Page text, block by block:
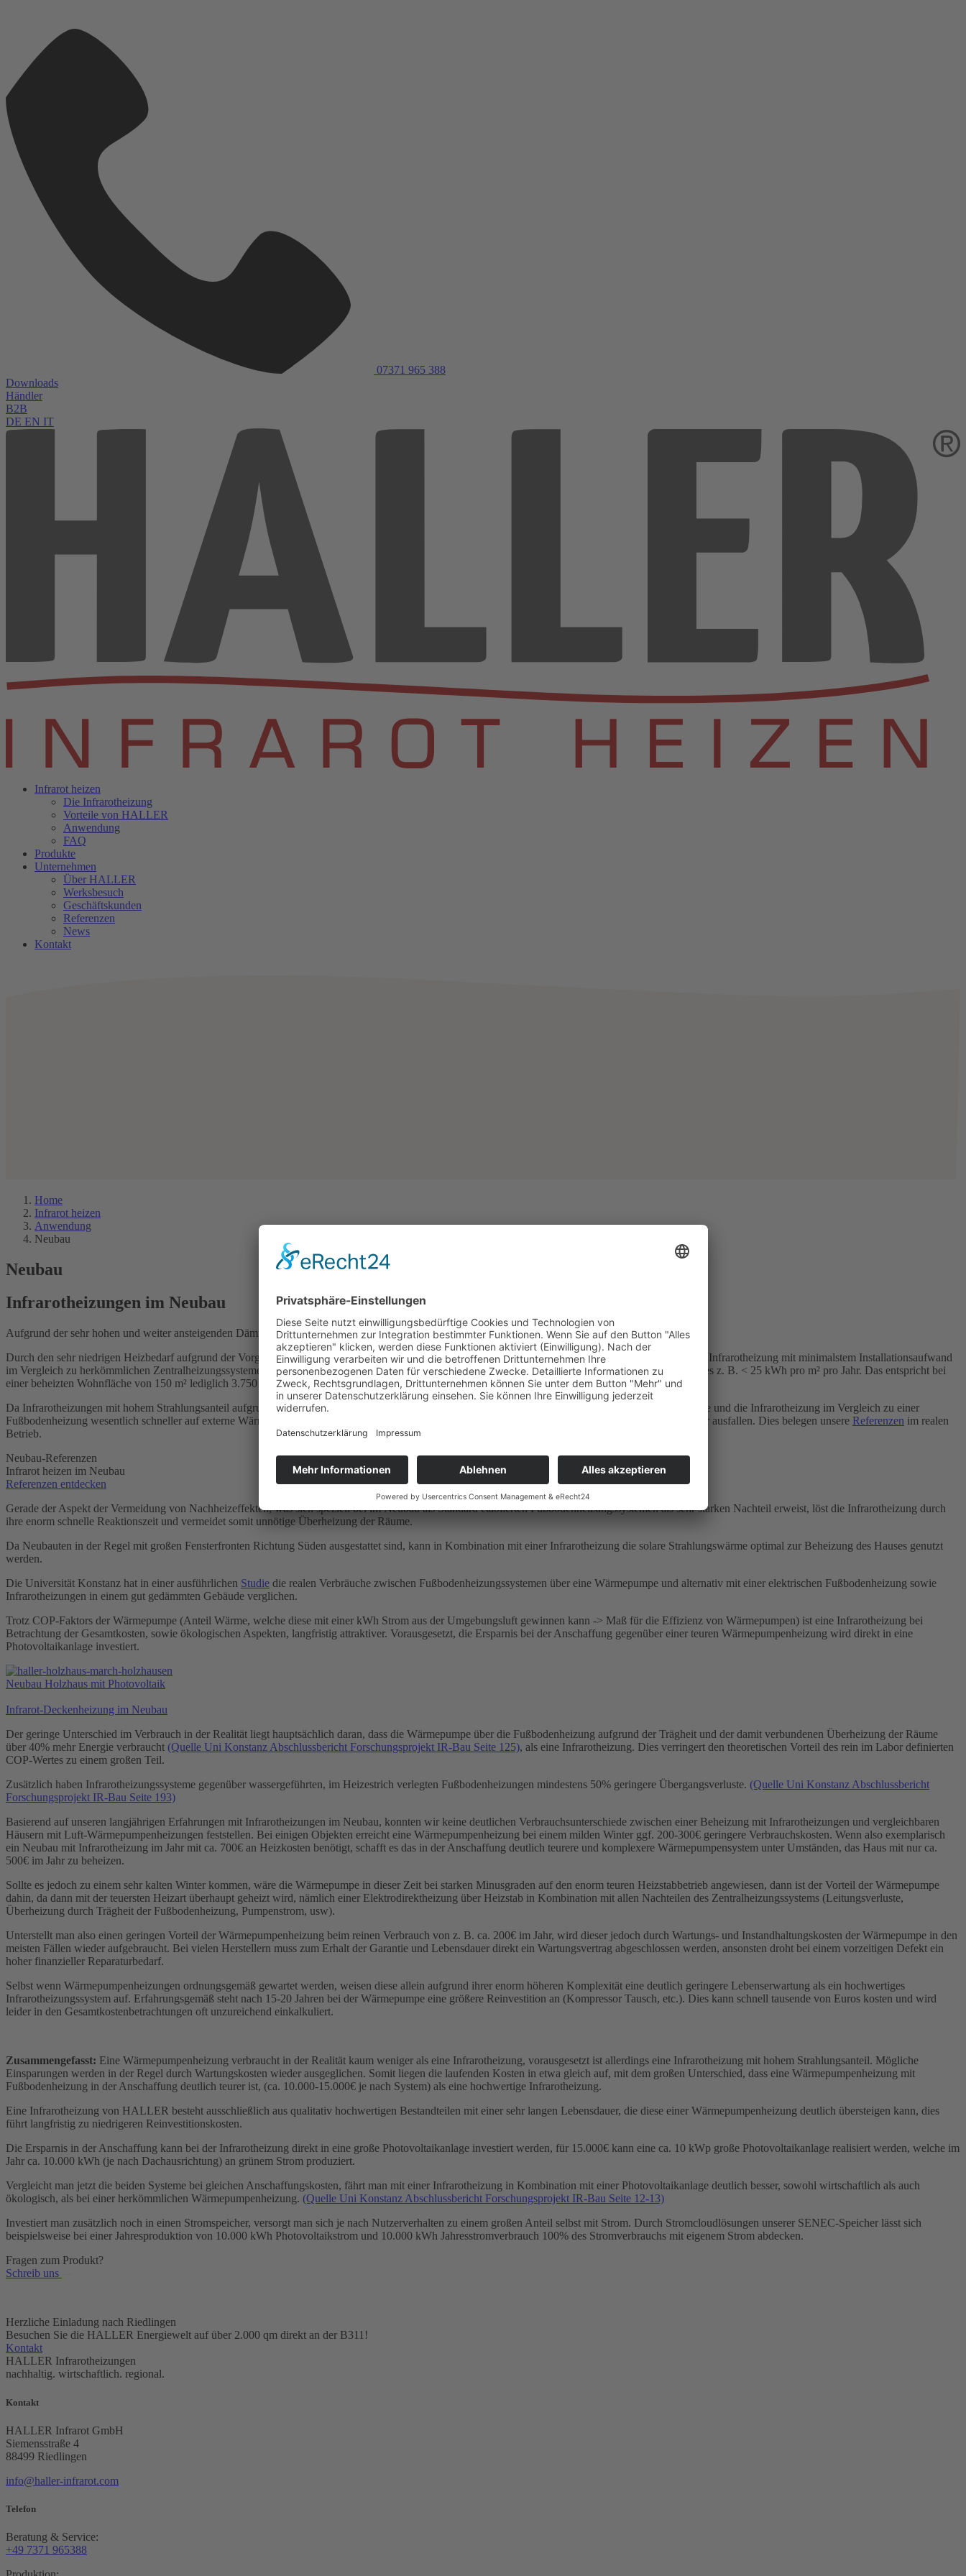
07371 965 388
Downloads
Händler
B2B
DE EN IT
Infrarot heizen
Die Infrarotheizung
Vorteile von HALLER
Anwendung
FAQ
Produkte
Unternehmen
Über HALLER
Werksbesuch
Geschäftskunden
Referenzen
News
Kontakt
Home
Infrarot heizen
Anwendung
Neubau
Neubau
Infrarotheizungen im Neubau
Aufgrund der sehr hohen und weiter ansteigenden Dämmvorgaben eignen sich Infrarotheizungen von HALLER ideal als vollwertige Heizung im Neubau.
Durch den sehr niedrigen Heizbedarf aufgrund der Vorgaben der KfW-Effizienzhausstandards (KfW 40, KfW 55, KfW 70) lässt sich mit einer dezentralen Infrarotheizung mit minimalstem Installationsaufwand
im Vergleich zu herkömmlichen Zentralheizungssystemen ein Neubau optimal beheizen. So beträgt der Heizwärmebedarf am Beispiel eines KfW 40 Hauses z. B. < 25 kWh pro m² pro Jahr. Das entspricht bei
einer beheizten Wohnfläche von 150 m² lediglich 3.750 kWh pro Jahr.
Da Infrarotheizungen mit hohem Strahlungsanteil aufgrund der Strahlungswärme subjektiv wärmer empfunden werden als konventionelle Heizungssysteme und die Infrarotheizung im Vergleich zu einer
Fußbodenheizung wesentlich schneller auf externe Wärmequellen wie Sonneneinstrahlung reagieren können, kann der reale Verbrauch sogar noch geringer ausfallen. Dies belegen unsere Referenzen im realen
Betrieb.
Neubau-Referenzen
Infrarot heizen im Neubau
Referenzen entdecken
Gerade der Aspekt der Vermeidung von Nachheizeffekten, was sich speziell bei im Neubau als Standard etablierten Fußbodenheizungssystemen als sehr starken Nachteil erweist, löst die Infrarotheizung durch
ihre enorm schnelle Reaktionszeit und vermeidet somit unnötige Überheizung der Räume.
Da Neubauten in der Regel mit großen Fensterfronten Richtung Süden ausgestattet sind, kann in Kombination mit einer Infrarotheizung die solare Strahlungswärme optimal zur Beheizung des Hauses genutzt
werden.
Die Universität Konstanz hat in einer ausführlichen Studie die realen Verbräuche zwischen Fußbodenheizungssystemen über eine Wärmepumpe und alternativ mit einer elektrischen Fußbodenheizung sowie
Infrarotheizungen in einem gut gedämmten Gebäude verglichen.
Trotz COP-Faktors der Wärmepumpe (Anteil Wärme, welche diese mit einer kWh Strom aus der Umgebungsluft gewinnen kann -> Maß für die Effizienz von Wärmepumpen) ist eine Infrarotheizung bei
Betrachtung der Gesamtkosten, sowie ökologischen Aspekten, langfristig attraktiver. Vorausgesetzt, die Ersparnis bei der Anschaffung gegenüber einer teuren Wärmepumpenheizung wird direkt in eine
Photovoltaikanlage investiert.
Neubau Holzhaus mit Photovoltaik
Infrarot-Deckenheizung im Neubau
Der geringe Unterschied im Verbrauch in der Realität liegt hauptsächlich daran, dass die Wärmepumpe über die Fußbodenheizung aufgrund der Trägheit und der damit verbundenen Überheizung der Räume
über 40% mehr Energie verbraucht (Quelle Uni Konstanz Abschlussbericht Forschungsprojekt IR-Bau Seite 125), als eine Infrarotheizung. Dies verringert den theoretischen Vorteil des rein im Labor definierten
COP-Wertes zu einem großen Teil.
Zusätzlich haben Infrarotheizungssysteme gegenüber wassergeführten, im Heizestrich verlegten Fußbodenheizungen mindestens 50% geringere Übergangsverluste. (Quelle Uni Konstanz Abschlussbericht
Forschungsprojekt IR-Bau Seite 193)
Basierend auf unseren langjährigen Erfahrungen mit Infrarotheizungen im Neubau, konnten wir keine deutlichen Verbrauchsunterschiede zwischen einer Beheizung mit Infrarotheizungen und vergleichbaren
Häusern mit Luft-Wärmepumpenheizungen feststellen. Bei einigen Objekten erreicht eine Wärmepumpenheizung bei einem milden Winter ggf. 200-300€ geringere Verbrauchskosten. Wenn also exemplarisch
ein Neubau mit Infrarotheizung im Jahr mit ca. 700€ an Heizkosten benötigt, schafft es das in der Anschaffung deutlich teurere und komplexere Wärmepumpensystem unter Umständen, das Haus mit nur ca.
500€ im Jahr zu beheizen.
Sollte es jedoch zu einem sehr kalten Winter kommen, wäre die Wärmepumpe in dieser Zeit bei starken Minusgraden auf den enorm teuren Heizstabbetrieb angewiesen, dann ist der Vorteil der Wärmepumpe
dahin, da dann mit der teuersten Heizart überhaupt geheizt wird, nämlich einer Elektrodirektheizung über Heizstab in Kombination mit allen Nachteilen des Zentralheizungssystems (Leitungsverluste,
Überheizung durch Trägheit der Fußbodenheizung, Pumpenstrom, usw).
Unterstellt man also einen geringen Vorteil der Wärmepumpenheizung beim reinen Verbrauch von z. B. ca. 200€ im Jahr, wird dieser jedoch durch Wartungs- und Instandhaltungskosten der Wärmepumpe in den
meisten Fällen wieder aufgebraucht. Bei vielen Herstellern muss zum Erhalt der Garantie und Lebensdauer direkt ein Wartungsvertrag abgeschlossen werden, ansonsten droht bei einem vorzeitigen Defekt ein
hoher finanzieller Reparaturbedarf.
Selbst wenn Wärmepumpenheizungen ordnungsgemäß gewartet werden, weisen diese allein aufgrund ihrer enorm höheren Komplexität eine deutlich geringere Lebenserwartung als ein hochwertiges
Infrarotheizungssystem auf. Erfahrungsgemäß steht nach 15-20 Jahren bei der Wärmepumpe eine größere Reinvestition an (Kompressor Tausch, etc.). Dies kann schnell tausende von Euros kosten und wird
leider in den Gesamtkostenbetrachtungen oft unzureichend einkalkuliert.
Zusammengefasst: Eine Wärmepumpenheizung verbraucht in der Realität kaum weniger als eine Infrarotheizung, vorausgesetzt ist allerdings eine Infrarotheizung mit hohem Strahlungsanteil. Mögliche
Einsparungen werden in der Regel durch Wartungskosten wieder ausgeglichen. Somit liegen die laufenden Kosten in etwa gleich auf, mit dem großen Unterschied, dass eine Wärmepumpenheizung mit
Fußbodenheizung in der Anschaffung deutlich teurer ist, (ca. 10.000-15.000€ je nach System) als eine hochwertige Infrarotheizung.
Eine Infrarotheizung von HALLER besteht ausschließlich aus qualitativ hochwertigen Bestandteilen mit einer sehr langen Lebensdauer, die diese einer Wärmepumpenheizung deutlich übersteigen kann, dies
führt langfristig zu niedrigeren Reinvestitionskosten.
Die Ersparnis in der Anschaffung kann bei der Infrarotheizung direkt in eine große Photovoltaikanlage investiert werden, für 15.000€ kann eine ca. 10 kWp große Photovoltaikanlage realisiert werden, welche im
Jahr ca. 10.000 kWh (je nach Dachausrichtung) an grünem Strom produziert.
Vergleicht man jetzt die beiden Systeme bei gleichen Anschaffungskosten, fährt man mit einer Infrarotheizung in Kombination mit einer Photovoltaikanlage deutlich besser, sowohl wirtschaftlich als auch
ökologisch, als bei einer herkömmlichen Wärmepumpenheizung. (Quelle Uni Konstanz Abschlussbericht Forschungsprojekt IR-Bau Seite 12-13)
Investiert man zusätzlich noch in einen Stromspeicher, versorgt man sich je nach Nutzerverhalten zu einem großen Anteil selbst mit Strom. Durch Stromcloudlösungen unserer SENEC-Speicher lässt sich
beispielsweise bei einer Jahresproduktion von 10.000 kWh Photovoltaikstrom und 10.000 kWh Jahresstromverbrauch 100% des Stromverbrauchs mit eigenem Strom abdecken.
Fragen zum Produkt?
Schreib uns
Herzliche Einladung nach Riedlingen
Besuchen Sie die HALLER Energiewelt auf über 2.000 qm direkt an der B311!
Kontakt
HALLER Infrarotheizungen
nachhaltig. wirtschaftlich. regional.
Kontakt
HALLER Infrarot GmbH
Siemensstraße 4
88499 Riedlingen
info@haller-infrarot.com
Telefon
Beratung & Service:
+49 7371 965388